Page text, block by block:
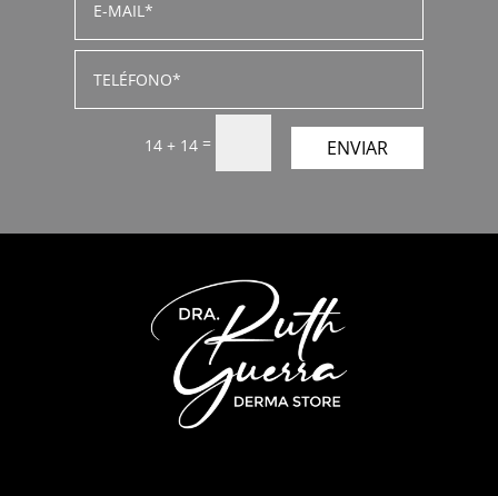
14 + 14 = ENVIAR